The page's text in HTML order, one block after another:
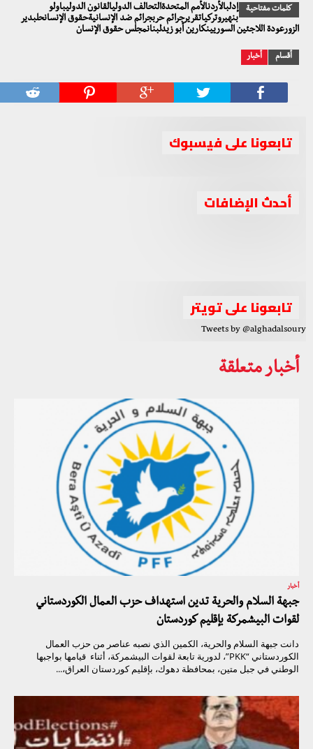
كلمات مفتاحية
إدلبالأردنالأمم المتحدةالتحالف الدوليالقانون الدوليباولو
بنهيروتركياتقريرجرائم حربجرائم ضد الإنسانيةحقوق الإنسانحلبدير
الزورعودة اللاجئين السوريينكارين أبو زيدلبنانمجلس حقوق الإنسان
أقسام أخبار
تابعونا على فيسبوك
أحدث الإضافات
جبهة السلام والحرية تدين استهداف حزب العمال
الكوردستاني لقوات البيشمركة بإقليم كوردستان
جبهة السلام والحرية تعقد اجتماعا برئاسة الشيخ أحمد الجربا
تابعونا على تويتر
Tweets by @alghadalsoury
أخبار متعلقة
أخبار
جبهة السلام والحرية تدين استهداف حزب العمال الكوردستاني
لقوات البيشمركة بإقليم كوردستان
دانت جبهة السلام والحرية، الكمين الذي نصبه عناصر من حزب العمال
الكوردستاني “PKK”، لدورية تابعة لقوات البيشمركة، أثناء قيامها بواجبها
الوطني في جبل متين، بمحافظة دهوك، بإقليم كوردستان العراق،...